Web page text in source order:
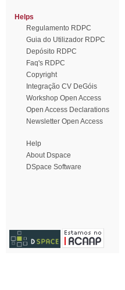
Helps
Regulamento RDPC
Guia do Utilizador RDPC
Depósito RDPC
Faq's RDPC
Copyright
Integração CV DeGóis
Workshop Open Access
Open Access Declarations
Newsletter Open Access
Help
About Dspace
DSpace Software